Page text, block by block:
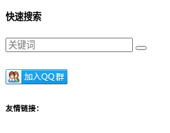
快速搜索
友情链接：